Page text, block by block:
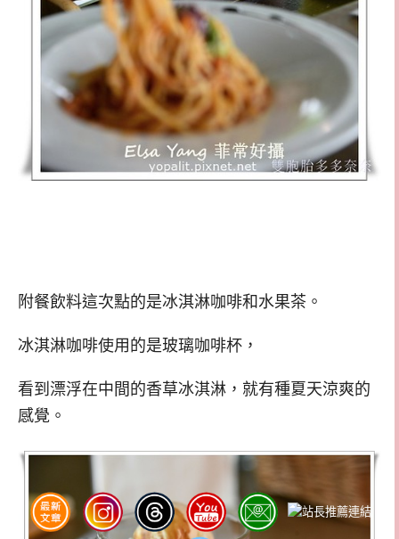
附餐飲料這次點的是冰淇淋咖啡和水果茶。
冰淇淋咖啡使用的是玻璃咖啡杯，
看到漂浮在中間的香草冰淇淋，就有種夏天涼爽的
感覺。